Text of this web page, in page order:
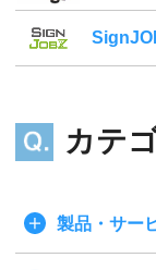
カテ
製品・サー